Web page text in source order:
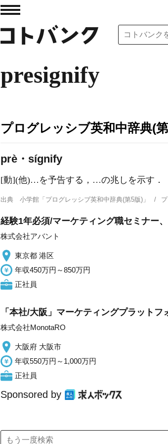
presignify
プログレッシブ英和中辞典(
prè・sígnify
[動](他)…を予告する，…の兆しを示す ．
出典 小学館「プログレッシブ英和中辞典(第5版)」
経験1年必須/マーケティング職セミナー
株式会社アバント
東京都 港区
年収450万円～850万円
正社員
「本社/大阪」マーケティングプラットフ
株式会社MonotaRO
大阪府 大阪市
年収550万円～1,000万円
正社員
Sponsored by